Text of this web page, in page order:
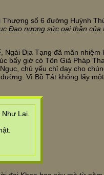
số 6 đường Huỳnh
Đạo nương sức oai thần
Địa Tạng đã mãn
bấy giờ có Tôn Giả Pháp
chủ yếu chỉ dạy cho
Vì Bồ Tát không lấy
Lai.